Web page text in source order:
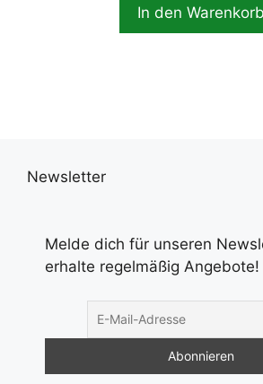
In den Warenkorb
Newsletter
Melde dich für unseren
erhalte regelmäßig Angebote!